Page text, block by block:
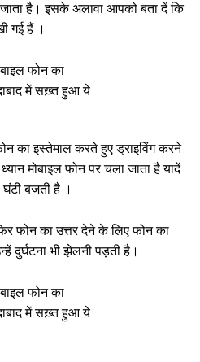
जाता है। इसके अलावा आपको बता दें कि
गई हैं ।
का इस्तेमाल करते हुए ड्राइविंग करने
मोबाइल फोन पर चला जाता है यादें
बजती है ।
फोन का उत्तर देने के लिए फोन का
दुर्घटना भी झेलनी पड़ती है।